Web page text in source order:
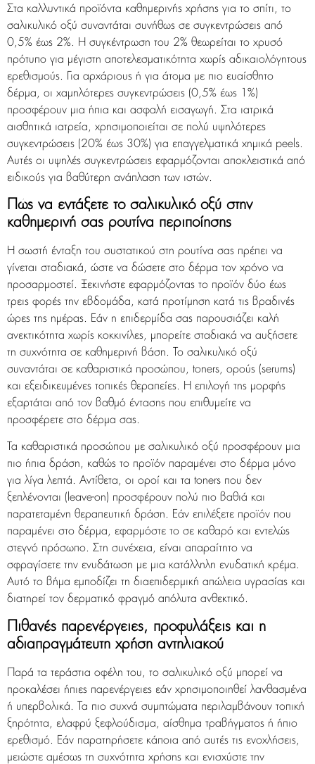
Στα καλλυντικά προϊόντα καθημερινής χρήσης για το σπίτι, το
σαλικυλικό οξύ συναντάται συνήθως σε συγκεντρώσεις από
0,5% έως 2%. Η συγκέντρωση του 2% θεωρείται το χρυσό
πρότυπο για μέγιστη αποτελεσματικότητα χωρίς αδικαιολόγητους
ερεθισμούς. Για αρχάριους ή για άτομα με πιο ευαίσθητο
δέρμα, οι χαμηλότερες συγκεντρώσεις (0,5% έως 1%)
προσφέρουν μια ήπια και ασφαλή εισαγωγή. Στα ιατρικά
αισθητικά ιατρεία, χρησιμοποιείται σε πολύ υψηλότερες
συγκεντρώσεις (20% έως 30%) για επαγγελματικά χημικά peels.
Αυτές οι υψηλές συγκεντρώσεις εφαρμόζονται αποκλειστικά από
ειδικούς για βαθύτερη ανάπλαση των ιστών.
Πώς να εντάξετε το σαλικυλικό οξύ στην
καθημερινή σας ρουτίνα περιποίησης
Η σωστή ένταξη του συστατικού στη ρουτίνα σας πρέπει να
γίνεται σταδιακά, ώστε να δώσετε στο δέρμα τον χρόνο να
προσαρμοστεί. Ξεκινήστε εφαρμόζοντας το προϊόν δύο έως
τρεις φορές την εβδομάδα, κατά προτίμηση κατά τις βραδινές
ώρες της ημέρας. Εάν η επιδερμίδα σας παρουσιάζει καλή
ανεκτικότητα χωρίς κοκκινίλες, μπορείτε σταδιακά να αυξήσετε
τη συχνότητα σε καθημερινή βάση. Το σαλικυλικό οξύ
συναντάται σε καθαριστικά προσώπου, toners, ορούς (serums)
και εξειδικευμένες τοπικές θεραπείες. Η επιλογή της μορφής
εξαρτάται από τον βαθμό έντασης που επιθυμείτε να
προσφέρετε στο δέρμα σας.
Τα καθαριστικά προσώπου με σαλικυλικό οξύ προσφέρουν μια
πιο ήπια δράση, καθώς το προϊόν παραμένει στο δέρμα μόνο
για λίγα λεπτά. Αντίθετα, οι οροί και τα toners που δεν
ξεπλένονται (leave-on) προσφέρουν πολύ πιο βαθιά και
παρατεταμένη θεραπευτική δράση. Εάν επιλέξετε προϊόν που
παραμένει στο δέρμα, εφαρμόστε το σε καθαρό και εντελώς
στεγνό πρόσωπο. Στη συνέχεια, είναι απαραίτητο να
σφραγίσετε την ενυδάτωση με μια κατάλληλη ενυδατική κρέμα.
Αυτό το βήμα εμποδίζει τη διαεπιδερμική απώλεια υγρασίας και
διατηρεί τον δερματικό φραγμό απόλυτα ανθεκτικό.
Πιθανές παρενέργειες, προφυλάξεις και η
αδιαπραγμάτευτη χρήση αντηλιακού
Παρά τα τεράστια οφέλη του, το σαλικυλικό οξύ μπορεί να
προκαλέσει ήπιες παρενέργειες εάν χρησιμοποιηθεί λανθασμένα
ή υπερβολικά. Τα πιο συχνά συμπτώματα περιλαμβάνουν τοπική
ξηρότητα, ελαφρύ ξεφλούδισμα, αίσθημα τραβήγματος ή ήπιο
ερεθισμό. Εάν παρατηρήσετε κάποια από αυτές τις ενοχλήσεις,
μειώστε αμέσως τη συχνότητα χρήσης και ενισχύστε την